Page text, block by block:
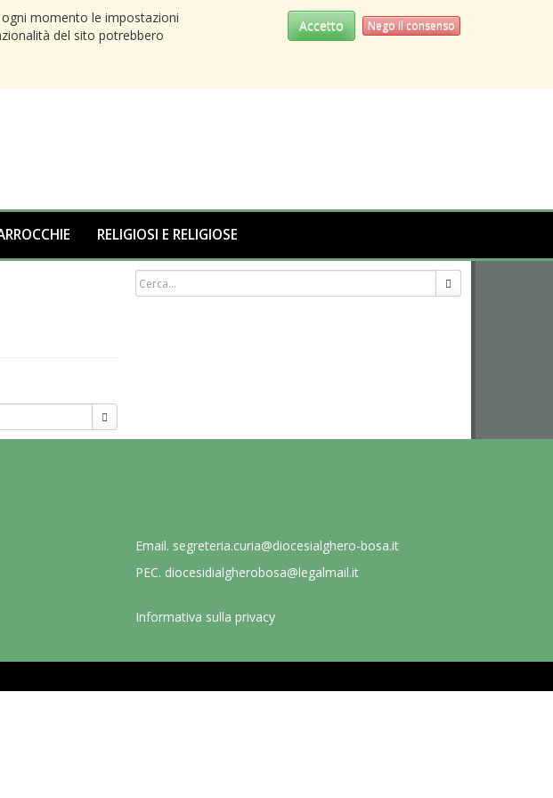
momento le impostazioni
del sito potrebbero
Accetto Nego il consenso
RELIGIOSI E RELIGIOSE
Email. segreteria.curia@diocesialghero-bosa.it
PEC. diocesidialgherobosa@legalmail.it
Informativa sulla privacy